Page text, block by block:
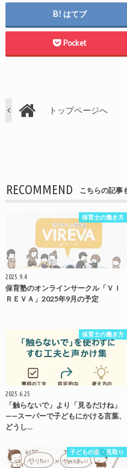
はてブ
Pocket
トップページへ
RECOMMEND こちらの記事
保育士の働き方
2025.9.4
保育塾のオンラインサークル「ＶＩ
ＲＥＶＡ」2025年9月の予定
保育士の働き方
2025.6.25
「触らないで」より「見るだけね」
——スーパーで子どもにかける言葉、
どうし…
子どもの姿・見取り